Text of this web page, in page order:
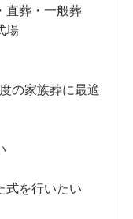
直葬・一般葬
場
の家族葬に最適
式を行いたい